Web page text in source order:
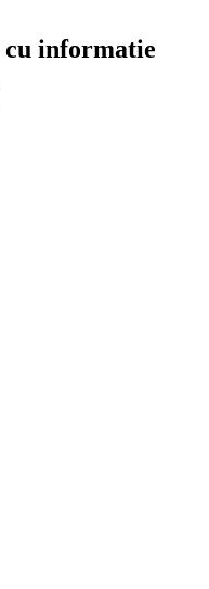
cu informatie